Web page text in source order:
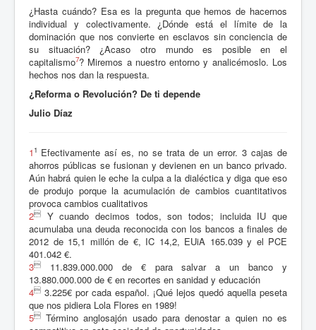
¿Hasta cuándo? Esa es la pregunta que hemos de hacernos
individual y colectivamente. ¿Dónde está el límite de la
dominación que nos convierte en esclavos sin conciencia de
su situación? ¿Acaso otro mundo es posible en el
capitalismo7? Miremos a nuestro entorno y analicémoslo. Los
hechos nos dan la respuesta.
¿Reforma o Revolución? De ti depende
Julio Díaz
1 1 Efectivamente así es, no se trata de un error. 3 cajas de
ahorros públicas se fusionan y devienen en un banco privado.
Aún habrá quien le eche la culpa a la dialéctica y diga que eso
de produjo porque la acumulación de cambios cuantitativos
provoca cambios cualitativos
2
Y cuando decimos todos, son todos; incluida IU que
acumulaba una deuda reconocida con los bancos a finales de
2012 de 15,1 millón de €, IC 14,2, EUiA 165.039 y el PCE
401.042 €.
3
11.839.000.000 de € para salvar a un banco y
13.880.000.000 de € en recortes en sanidad y educación
4 3.225€ por cada español. ¡Qué lejos quedó aquella peseta
que nos pidiera Lola Flores en 1989!
5 Término anglosajón usado para denostar a quien no es